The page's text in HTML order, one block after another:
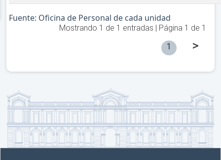
Fuente: Oficina de Personal de cada unidad
Mostrando 1 de 1 entradas | Página 1 de 1
1
>